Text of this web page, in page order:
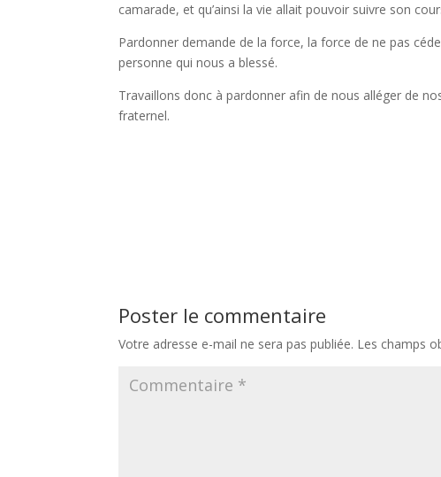
camarade, et qu’ainsi la vie allait pouvoir suivre son
Pardonner demande de la force, la force de ne pas
personne qui nous a blessé.
Travaillons donc à pardonner afin de nous alléger de
fraternel.
Poster le commentaire
Votre adresse e-mail ne sera pas publiée. Les champs